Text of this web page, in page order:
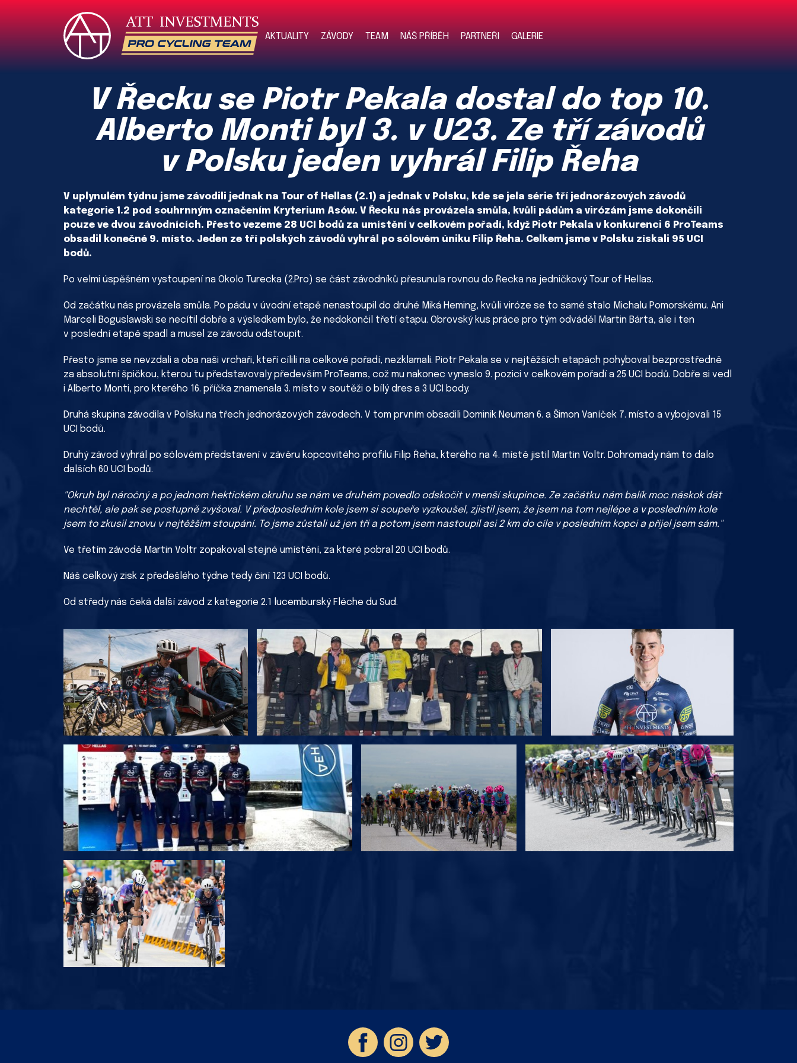
AKTUALITY ZÁVODY TEAM NÁŠ PŘÍBĚH PARTNEŘI GALERIE
V Řecku se Piotr Pekala dostal do top 10.
Alberto Monti byl 3. v U23. Ze tří závodů
v Polsku jeden vyhrál Filip Řeha
V uplynulém týdnu jsme závodili jednak na Tour of Hellas (2.1) a jednak v Polsku, kde se jela série tří jednorázových závodů
kategorie 1.2 pod souhrnným označením Kryterium Asów. V Řecku nás provázela smůla, kvůli pádům a virózám jsme dokončili
pouze ve dvou závodnících. Přesto vezeme 28 UCI bodů za umístění v celkovém pořadí, když Piotr Pekala v konkurenci 6 ProTeams
obsadil konečné 9. místo. Jeden ze tří polských závodů vyhrál po sólovém úniku Filip Řeha. Celkem jsme v Polsku získali 95 UCI
bodů.
Po velmi úspěšném vystoupení na Okolo Turecka (2.Pro) se část závodníků přesunula rovnou do Řecka na jedničkový Tour of Hellas.
Od začátku nás provázela smůla. Po pádu v úvodní etapě nenastoupil do druhé Miká Heming, kvůli viróze se to samé stalo Michalu Pomorskému. Ani
Marceli Boguslawski se necítil dobře a výsledkem bylo, že nedokončil třetí etapu. Obrovský kus práce pro tým odváděl Martin Bárta, ale i ten
v poslední etapě spadl a musel ze závodu odstoupit.
Přesto jsme se nevzdali a oba naši vrchaři, kteří cílili na celkové pořadí, nezklamali. Piotr Pekala se v nejtěžších etapách pohyboval bezprostředně
za absolutní špičkou, kterou tu představovaly především ProTeams, což mu nakonec vyneslo 9. pozici v celkovém pořadí a 25 UCI bodů. Dobře si vedl
i Alberto Monti, pro kterého 16. příčka znamenala 3. místo v soutěži o bílý dres a 3 UCI body.
Druhá skupina závodila v Polsku na třech jednorázových závodech. V tom prvním obsadili Dominik Neuman 6. a Šimon Vaníček 7. místo a vybojovali 15
UCI bodů.
Druhý závod vyhrál po sólovém představení v závěru kopcovitého profilu Filip Řeha, kterého na 4. místě jistil Martin Voltr. Dohromady nám to dalo
dalších 60 UCI bodů.
"Okruh byl náročný a po jednom hektickém okruhu se nám ve druhém povedlo odskočit v menší skupince. Ze začátku nám balík moc náskok dát
nechtěl, ale pak se postupně zvyšoval. V předposledním kole jsem si soupeře vyzkoušel, zjistil jsem, že jsem na tom nejlépe a v posledním kole
jsem to zkusil znovu v nejtěžším stoupání. To jsme zůstali už jen tři a potom jsem nastoupil asi 2 km do cíle v posledním kopci a přijel jsem sám."
Ve třetím závodě Martin Voltr zopakoval stejné umístění, za které pobral 20 UCI bodů.
Náš celkový zisk z předešlého týdne tedy činí 123 UCI bodů.
Od středy nás čeká další závod z kategorie 2.1 lucemburský Fléche du Sud.